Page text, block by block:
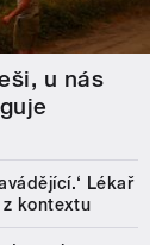
u nás
Lékař
kontextu